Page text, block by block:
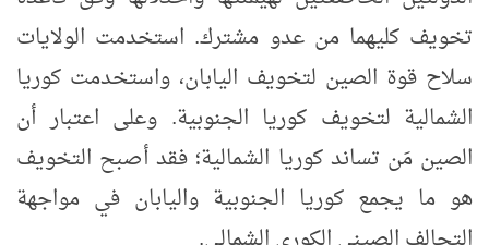
تخويف كليهما من عدو مشترك. استخدمت الولايات
سلاح قوة الصين لتخويف اليابان، واستخدمت كوريا
الشمالية لتخويف كوريا الجنوبية. وعلى اعتبار أن
الصين مَن تساند كوريا الشمالية؛ فقد أصبح التخويف
هو ما يجمع كوريا الجنوبية واليابان في مواجهة